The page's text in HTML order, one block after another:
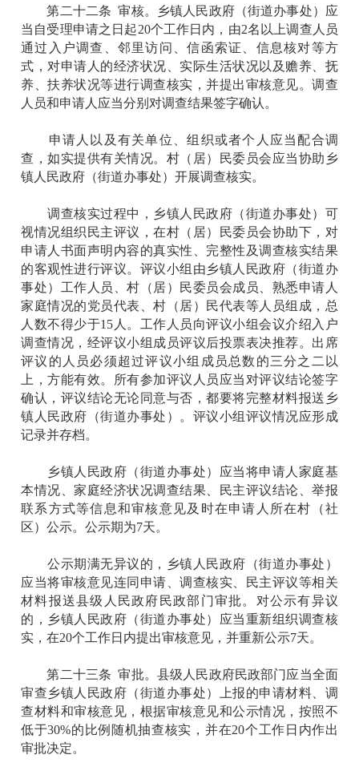
第二十二条 审核。乡镇人民政府（街道办事处）应
当自受理申请之日起20个工作日内，由2名以上调查人员
通过入户调查、邻里访问、信函索证、信息核对等方
式，对申请人的经济状况、实际生活状况以及赡养、抚
养、扶养状况等进行调查核实，并提出审核意见。调查
人员和申请人应当分别对调查结果签字确认。
申请人以及有关单位、组织或者个人应当配合调
查，如实提供有关情况。村（居）民委员会应当协助乡
镇人民政府（街道办事处）开展调查核实。
调查核实过程中，乡镇人民政府（街道办事处）可
视情况组织民主评议，在村（居）民委员会协助下，对
申请人书面声明内容的真实性、完整性及调查核实结果
的客观性进行评议。评议小组由乡镇人民政府（街道办
事处）工作人员、村（居）民委员会成员、熟悉申请人
家庭情况的党员代表、村（居）民代表等人员组成，总
人数不得少于15人。工作人员向评议小组会议介绍入户
调查情况，经评议小组成员评议后投票表决推荐。出席
评议的人员必须超过评议小组成员总数的三分之二以
上，方能有效。所有参加评议人员应当对评议结论签字
确认，评议结论无论同意与否，都要将完整材料报送乡
镇人民政府（街道办事处）。评议小组评议情况应形成
记录并存档。
乡镇人民政府（街道办事处）应当将申请人家庭基
本情况、家庭经济状况调查结果、民主评议结论、举报
联系方式等信息和审核意见及时在申请人所在村（社
区）公示。公示期为7天。
公示期满无异议的，乡镇人民政府（街道办事处）
应当将审核意见连同申请、调查核实、民主评议等相关
材料报送县级人民政府民政部门审批。对公示有异议
的，乡镇人民政府（街道办事处）应当重新组织调查核
实，在20个工作日内提出审核意见，并重新公示7天。
第二十三条 审批。县级人民政府民政部门应当全面
审查乡镇人民政府（街道办事处）上报的申请材料、调
查材料和审核意见，根据审核意见和公示情况，按照不
低于30%的比例随机抽查核实，并在20个工作日内作出
审批决定。